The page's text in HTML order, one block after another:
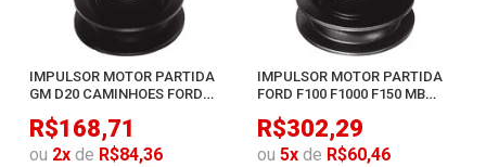
IMPULSOR MOTOR PARTIDA
GM D20 CAMINHOES FORD
R$168,71
ou 2x de R$84,36
IMPULSOR MOTOR PARTIDA
FORD F100 F1000 F150 MB
R$302,29
ou5x de R$60,46